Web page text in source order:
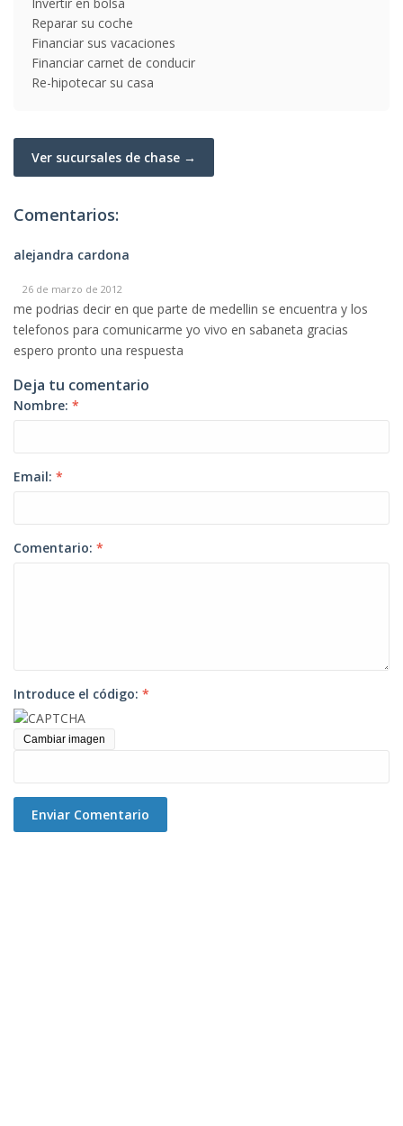
Reparar su coche
Financiar sus vacaciones
Financiar carnet de conducir
Re-hipotecar su casa
Ver sucursales de chase →
Comentarios:
alejandra cardona
26 de marzo de 2012
me podrias decir en que parte de medellin se encuentra y los
telefonos para comunicarme yo vivo en sabaneta gracias
espero pronto una respuesta
Deja tu comentario
Nombre: *
Email: *
Comentario: *
Introduce el código: *
Cambiar imagen
Enviar Comentario